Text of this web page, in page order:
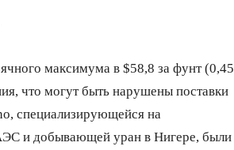
максимума в $58,8 за фунт (0,45
что могут быть нарушены поставки
специализирующейся на
и добывающей уран в Нигере, были